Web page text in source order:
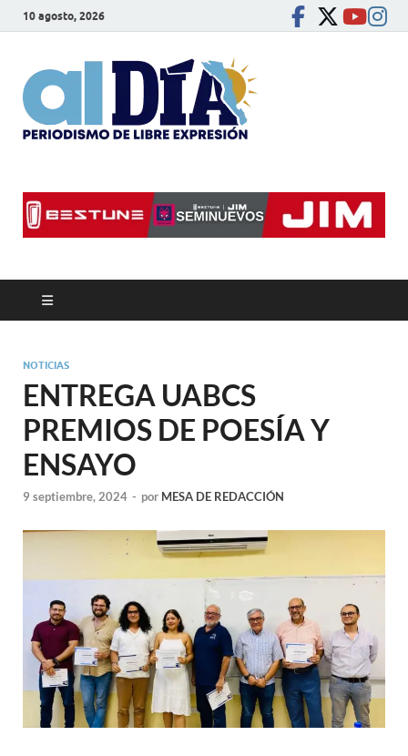
10 agosto, 2026
NOTICIAS
ENTREGA UABCS
PREMIOS DE POESÍA Y
ENSAYO
9 septiembre, 2024 - por MESA DE REDACCIÓN